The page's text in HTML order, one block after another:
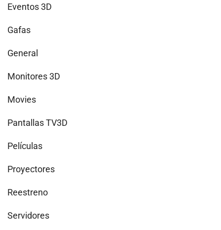
Eventos 3D
Gafas
General
Monitores 3D
Movies
Pantallas TV3D
Películas
Proyectores
Reestreno
Servidores